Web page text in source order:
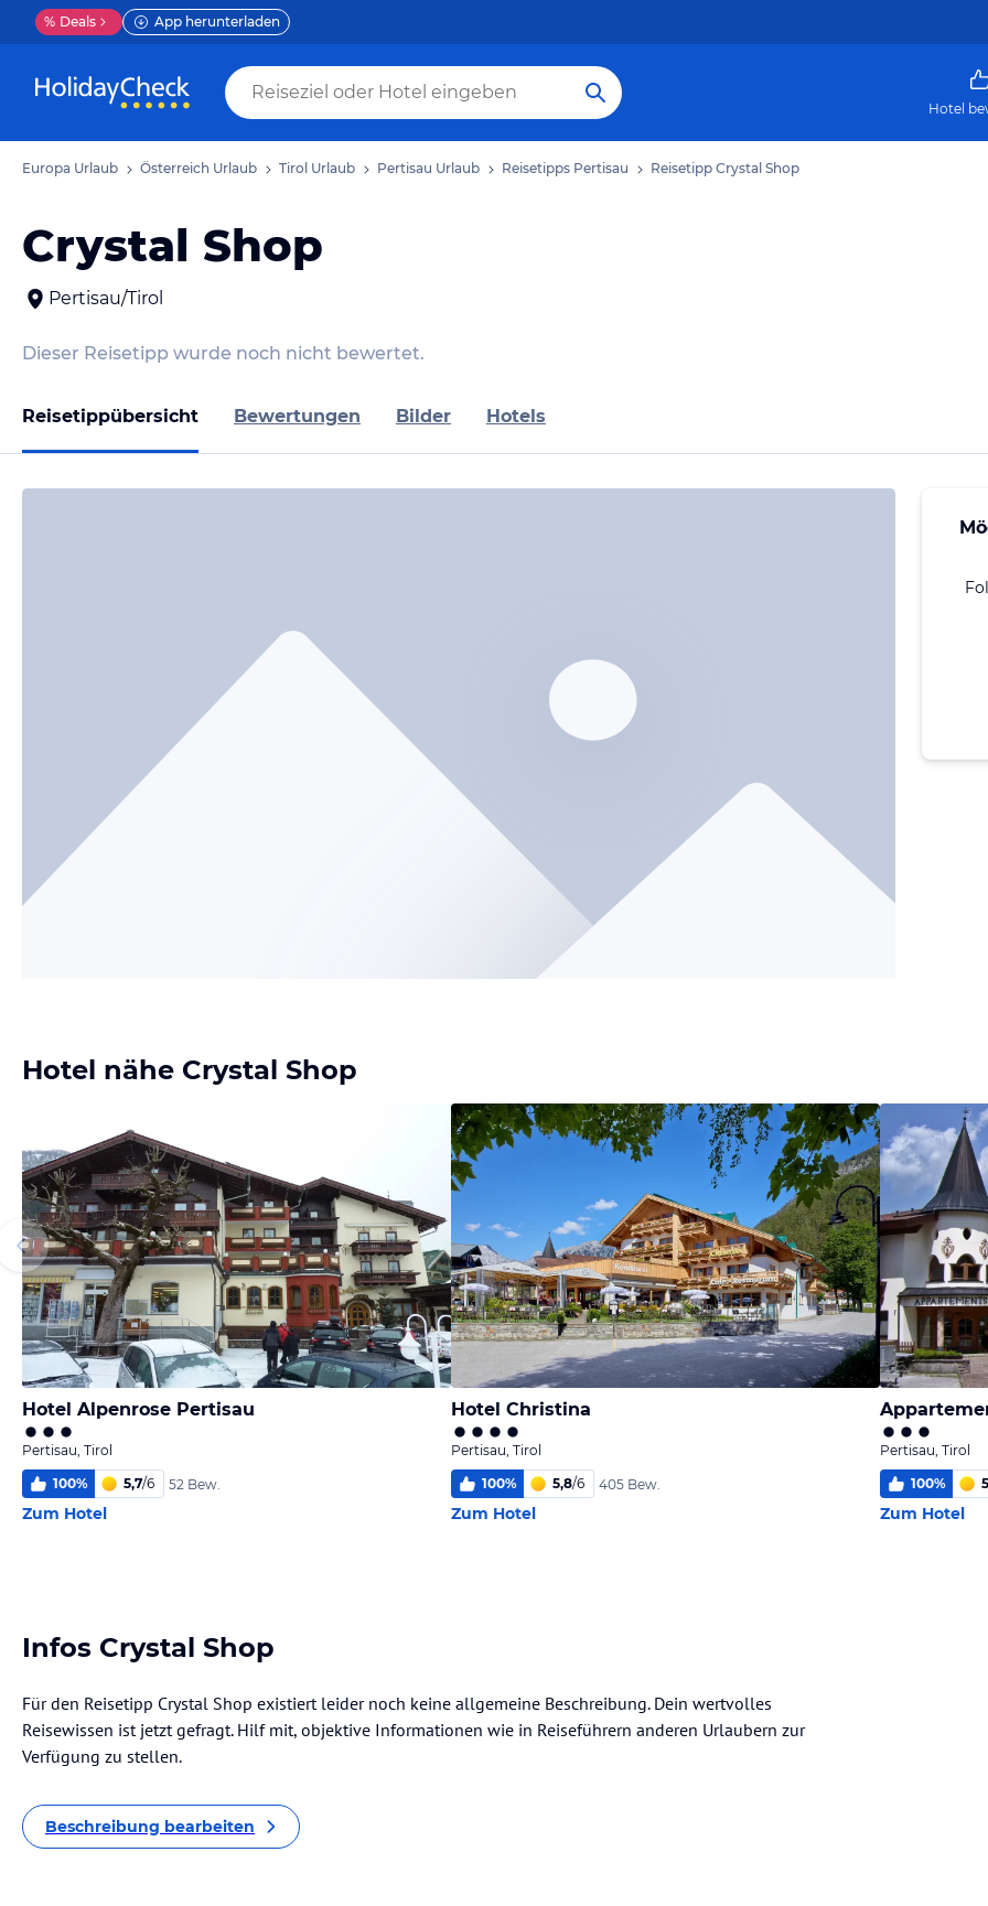
% Deals App herunterladen
Hotel
Europa Urlaub Österreich Urlaub Tirol Urlaub Pertisau Urlaub Reisetipps Pertisau Reisetipp Crystal Shop
Crystal Shop
Pertisau/Tirol
Dieser Reisetipp wurde noch nicht bewertet.
Reisetippübersicht Bewertungen Bilder Hotels
Hotel nähe Crystal Shop
Hotel Alpenrose Pertisau
Pertisau, Tirol
100% 5,7/6 52 Bew.
Zum Hotel
Hotel Christina
Pertisau, Tirol
100% 5,8/6 405 Bew.
Zum Hotel
Pertisau, Tirol
100%
Zum Hotel
Infos Crystal Shop
Für den Reisetipp Crystal Shop existiert leider noch keine allgemeine Beschreibung. Dein wertvolles
Reisewissen ist jetzt gefragt. Hilf mit, objektive Informationen wie in Reiseführern anderen Urlaubern zur
Verfügung zu stellen.
Beschreibung bearbeiten